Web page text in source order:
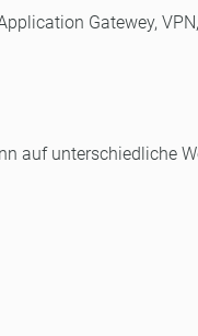
Gatewey,
auf unterschiedliche